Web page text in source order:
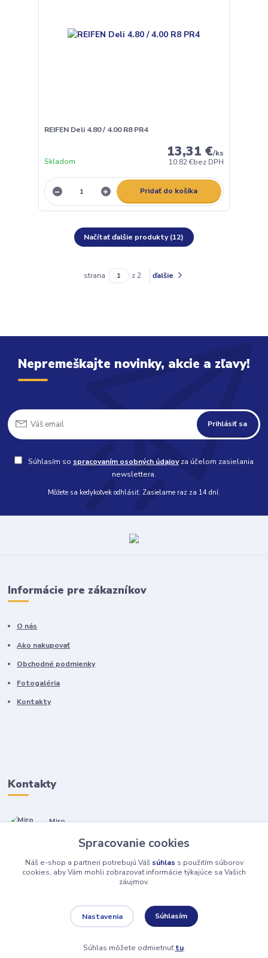
REIFEN Deli 4.80 / 4.00 R8 PR4
13,31 €/ks
10,82 €bez DPH
Skladom
Pridať do košíka
Načítať ďalšie produkty (12)
strana z 2 ďalšie
Nepremeškajte novinky, akcie a zľavy!
Prihlásiť sa
Súhlasím so spracovaním osobných údajovza účelom zasielania
newslettera.
Môžete sa kedykoľvek odhlásiť. Zasielame raz za 14 dní.
Informácie pre zákazníkov
O nás
Ako nakupovať
Obchodné podmienky
Fotogaléria
Kontakty
Kontakty
Miro
(Po-Pia, 7-17 hod.)
isopneumatiky@isopneumatiky.sk
Vytvorené na Eshop-rychlo.sk
Spracovanie cookies
Náš e-shop a partneri potrebujú Váš súhlas s použitím súborov
cookies, aby Vám mohli zobrazovať informácie týkajúce sa Vašich
záujmov.
Nastavenia Súhlasím
Súhlas môžete odmietnuťtu.